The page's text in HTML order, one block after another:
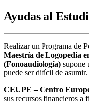
Ayudas al
Realizar un Programa de
Maestría de Logopedia
(Fonoaudiología) supone
puede ser difícil de asumir.
CEUPE – Centro
sus recursos financieros a